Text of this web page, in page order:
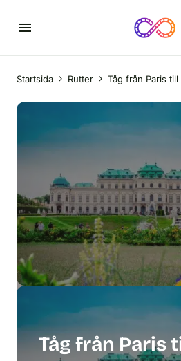
Startsida Rutter Tåg från Paris till
Tåg från Paris